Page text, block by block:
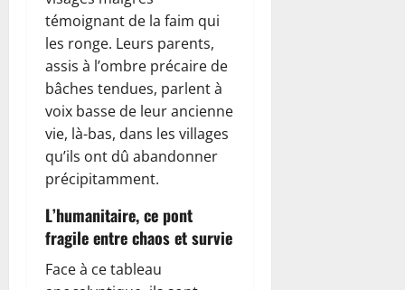
témoignant de la faim qui
les ronge. Leurs parents,
assis à l’ombre précaire de
bâches tendues, parlent à
voix basse de leur ancienne
vie, là-bas, dans les villages
qu’ils ont dû abandonner
précipitamment.
L’humanitaire, ce pont
fragile entre chaos et survie
Face à ce tableau